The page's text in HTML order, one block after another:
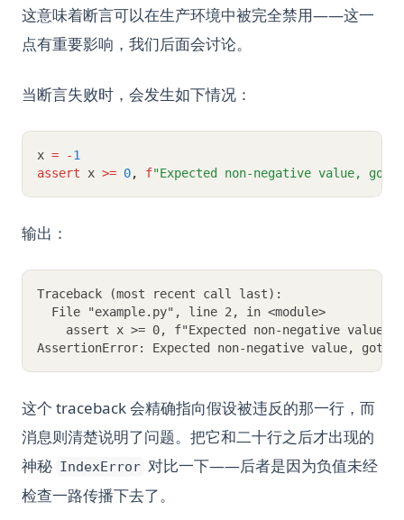
这意味着断言可以在生产环境中被完全禁用——这一
点有重要影响，我们后面会讨论。
当断言失败时，会发生如下情况：
x = -1
assert x >= 0, f"Expected non-negative value, got
输出：
Traceback (most recent call last):
  File "example.py", line 2, in <module>
assert x >= 0, f"Expected non-negative value,
AssertionError: Expected non-negative value, got -1
这个 traceback 会精确指向假设被违反的那一行，而
消息则清楚说明了问题。把它和二十行之后才出现的
神秘 IndexError 对比一下——后者是因为负值未经
检查一路传播下去了。